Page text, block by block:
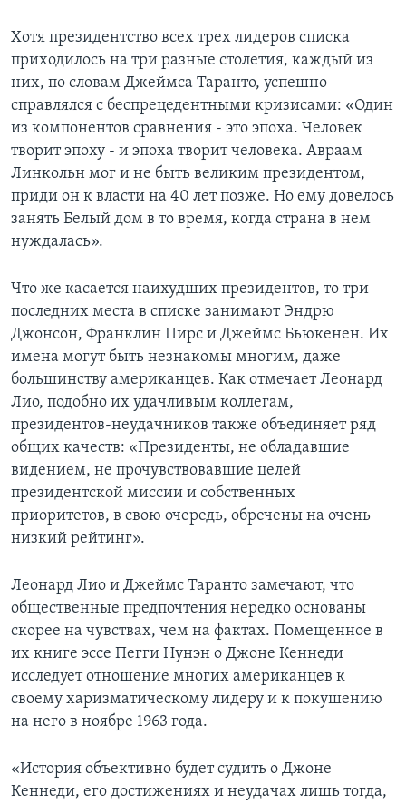
Хотя президентство всех трех лидеров списка
приходилось на три разные столетия, каждый из
них, по словам Джеймса Таранто, успешно
справлялся с беспрецедентными кризисами: «Один
из компонентов сравнения - это эпоха. Человек
творит эпоху - и эпоха творит человека. Авраам
Линкольн мог и не быть великим президентом,
приди он к власти на 40 лет позже. Но ему довелось
занять Белый дом в то время, когда страна в нем
нуждалась».
Что же касается наихудших президентов, то три
последних места в списке занимают Эндрю
Джонсон, Франклин Пирс и Джеймс Бьюкенен. Их
имена могут быть незнакомы многим, даже
большинству американцев. Как отмечает Леонард
Лио, подобно их удачливым коллегам,
президентов-неудачников также объединяет ряд
общих качеств: «Президенты, не обладавшие
видением, не прочувствовавшие целей
президентской миссии и собственных
приоритетов, в свою очередь, обречены на очень
низкий рейтинг».
Леонард Лио и Джеймс Таранто замечают, что
общественные предпочтения нередко основаны
скорее на чувствах, чем на фактах. Помещенное в
их книге эссе Пегги Нунэн о Джоне Кеннеди
исследует отношение многих американцев к
своему харизматическому лидеру и к покушению
на него в ноябре 1963 года.
«История объективно будет судить о Джоне
Кеннеди, его достижениях и неудачах лишь тогда,